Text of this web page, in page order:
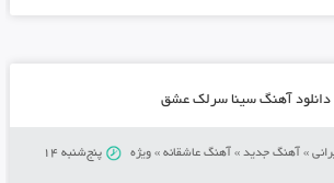
دانلود آهنگ سینا سرلک عشق
» آهنگ جدید» آهنگ عاشقانه» ویژه
پنج‌شنبه 14